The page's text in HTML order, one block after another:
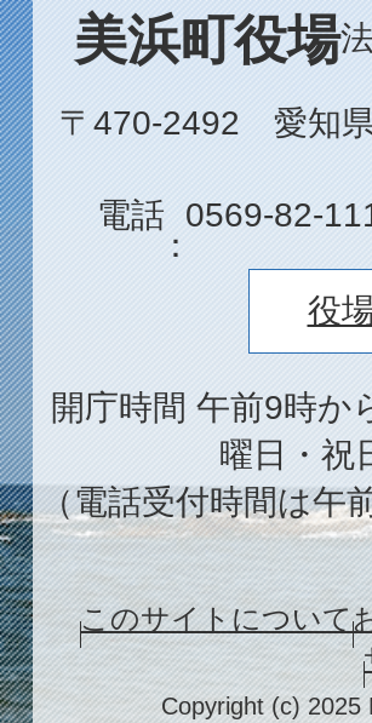
美浜町役場
〒470-2492 愛知
電話
0569-82-
役
開庁時間 午前9時か
曜日・祝
（電話受付時間は午
このサイトについて
Copyright (c) 2025